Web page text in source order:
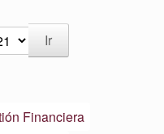
Financiera